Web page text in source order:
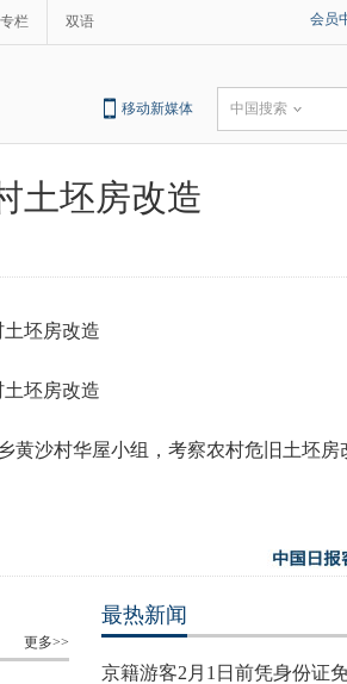
专栏 双语 会员
移动新媒体 中国搜索
土坯房改造
黄沙村华屋小组，考察农村危旧土坯房
更多>>
最热新闻
京籍游客2月1日前凭身份证